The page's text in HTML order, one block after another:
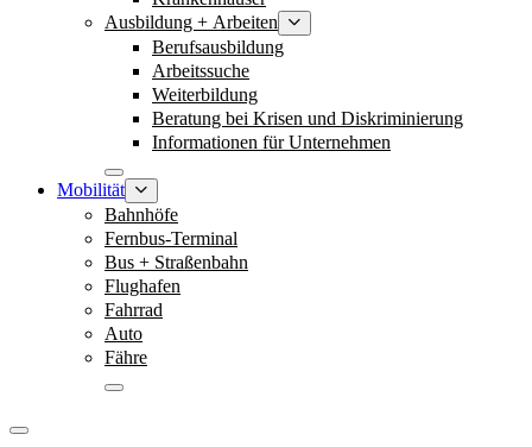
Ausbildung + Arbeiten
Berufsausbildung
Arbeitssuche
Weiterbildung
Beratung bei Krisen und Diskriminierung
Informationen für Unternehmen
Mobilität
Bahnhöfe
Fernbus-Terminal
Bus + Straßenbahn
Flughafen
Fahrrad
Auto
Fähre